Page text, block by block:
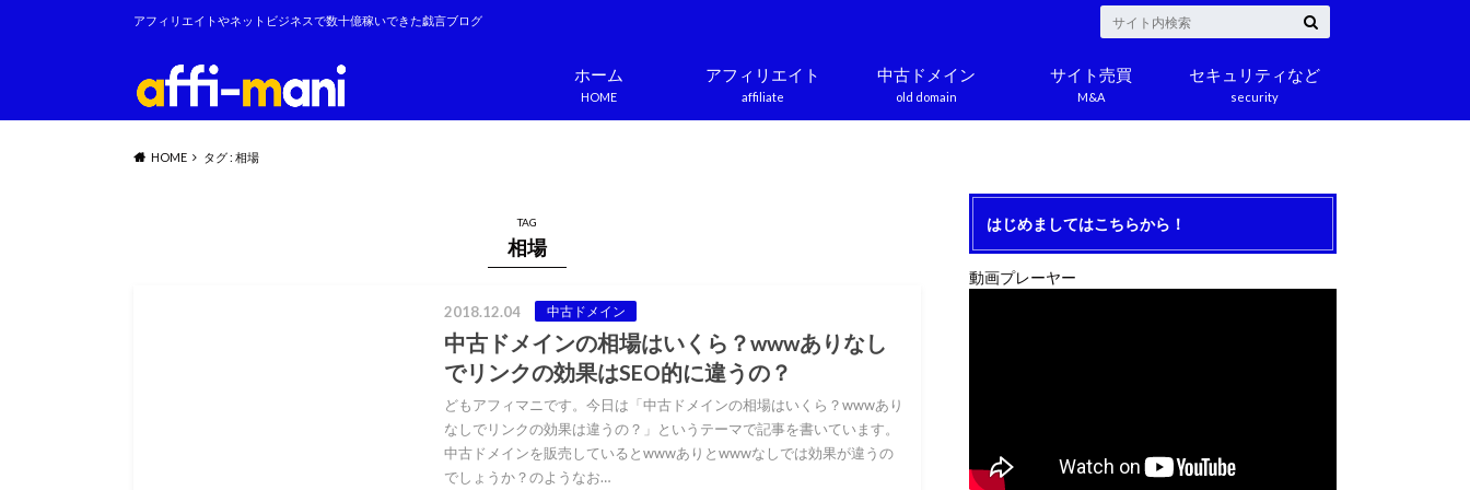
アフィリエイトやネットビジネスで数十億稼いできた戯言ブログ
HOME
ホーム
affiliate
アフィリエイト
old domain
中古ドメイン
M&A
サイト売買
security
セキュリティなど
HOME タグ : 相場
TAG
相場
2018.12.04 中古ドメイン
中古ドメインの相場はいくら？wwwありなし
でリンクの効果はSEO的に違うの？
どもアフィマニです。今日は「中古ドメインの相場はいくら？wwwあり
なしでリンクの効果は違うの？」というテーマで記事を書いています。
中古ドメインを販売しているとwwwありとwwwなしでは効果が違うの
でしょうか？のようなお…
はじめましてはこちらから！
動画プレーヤー